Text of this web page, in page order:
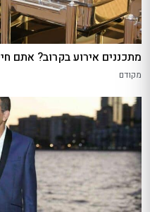
מתכננים אירוע בקרוב? אתם
מקודם